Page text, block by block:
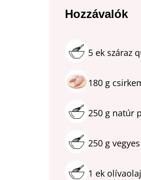
Hozzávalók
5 ek száraz
180 g
250 g natúr
250 g
1 ek olívaolaj